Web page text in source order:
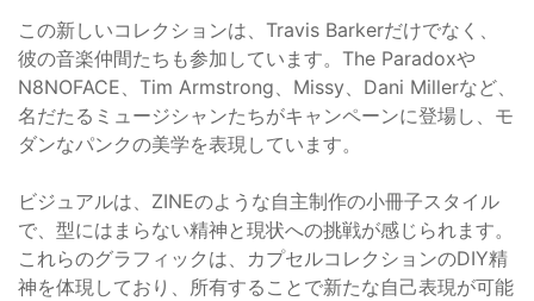
この新しいコレクションは、Travis Barkerだけでなく、
彼の音楽仲間たちも参加しています。The Paradoxや
N8NOFACE、Tim Armstrong、Missy、Dani Millerなど、
名だたるミュージシャンたちがキャンペーンに登場し、モ
ダンなパンクの美学を表現しています。
ビジュアルは、ZINEのような自主制作の小冊子スタイル
で、型にはまらない精神と現状への挑戦が感じられます。
これらのグラフィックは、カプセルコレクションのDIY精
神を体現しており、所有することで新たな自己表現が可能